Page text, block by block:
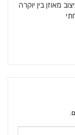
מאוזן בין יוקרה